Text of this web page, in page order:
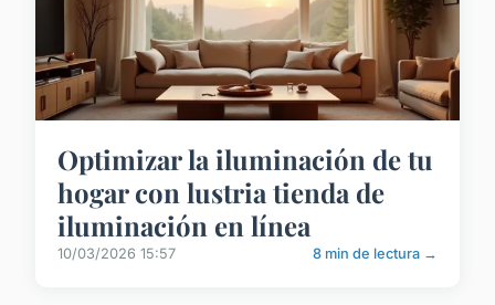
Optimizar la iluminación de tu
hogar con lustria tienda de
iluminación en línea
10/03/2026 15:57 8 min de lectura →